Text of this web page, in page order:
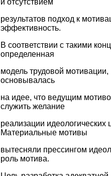
и отсутствием
результатов подход к
эффективность.
В соответствии с такими
определенная
модель трудовой
основывалась
на идее, что ведущим
служить желание
реализации
Материальные мотивы
вытесняли прессингом
роль мотива.